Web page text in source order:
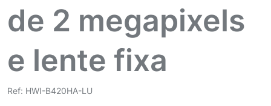
de 2 megapixels
e lente fixa
Ref: HWI-B420HA-LU